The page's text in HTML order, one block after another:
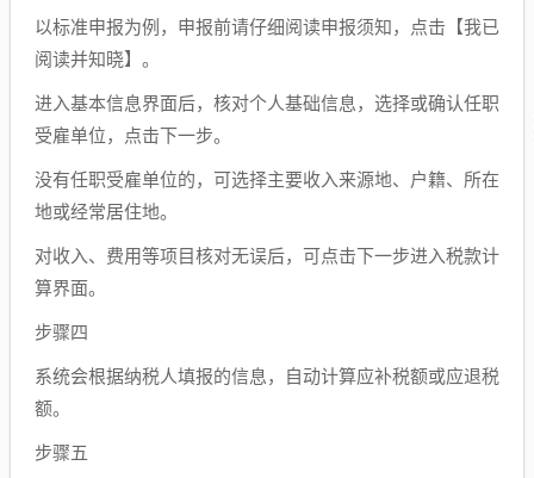
以标准申报为例，申报前请仔细阅读申报须知，点击【我已
阅读并知晓】。
进入基本信息界面后，核对个人基础信息，选择或确认任职
受雇单位，点击下一步。
没有任职受雇单位的，可选择主要收入来源地、户籍、所在
地或经常居住地。
对收入、费用等项目核对无误后，可点击下一步进入税款计
算界面。
步骤四
系统会根据纳税人填报的信息，自动计算应补税额或应退税
额。
步骤五